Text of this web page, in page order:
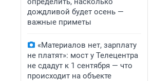
дождливой будет осень —
важные приметы
«Материалов нет, зарплату
не платят»: мост у Телецентра
не сдадут к 1 сентября — что
происходит на объекте